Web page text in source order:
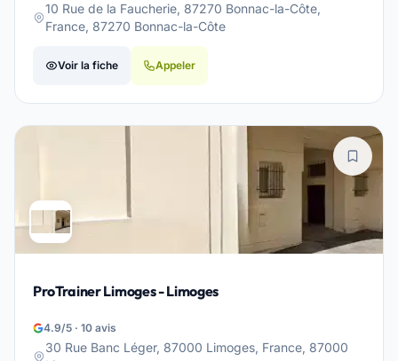
10 Rue de la Faucherie, 87270 Bonnac-la-Côte,
France, 87270 Bonnac-la-Côte
Voir la fiche Appeler
ProTrainer Limoges - Limoges
4.9/5 · 10 avis
30 Rue Banc Léger, 87000 Limoges, France, 87000